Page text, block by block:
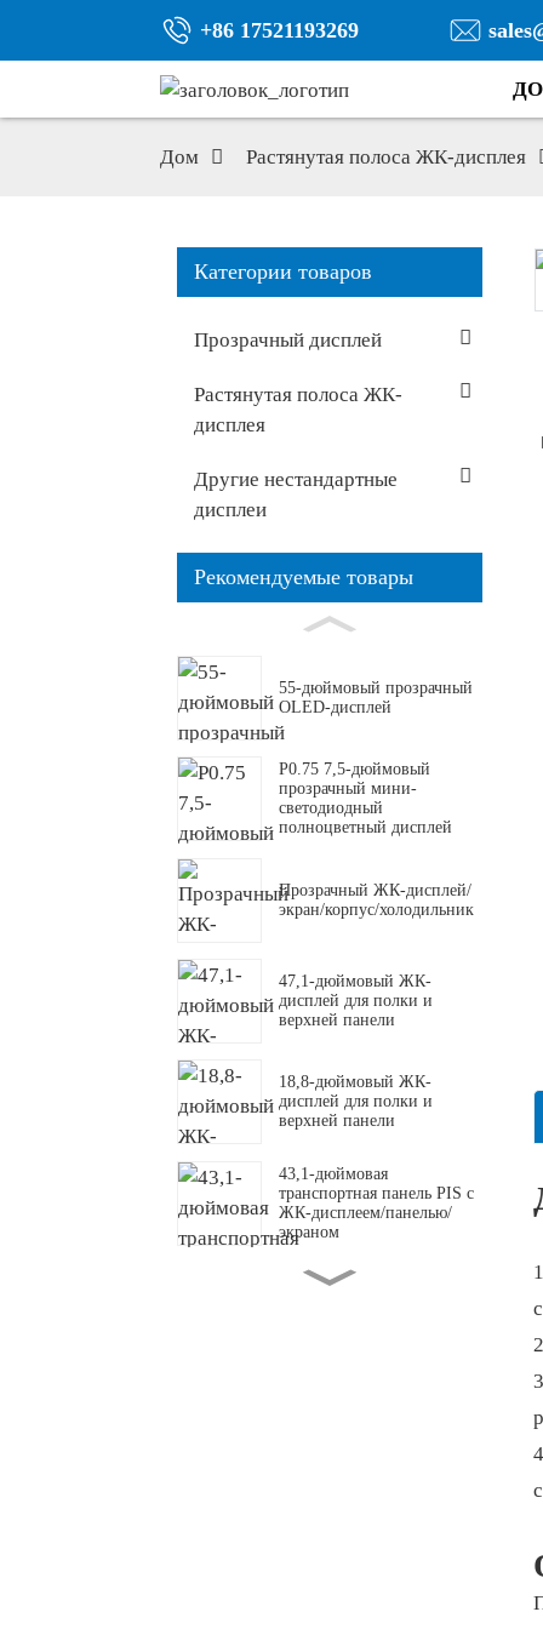
+86 17521193269
Дом Растянутая полоса ЖК-дисплея
Категории товаров
Прозрачный дисплей
Растянутая полоса ЖК-
дисплея
Другие нестандартные
дисплеи
Рекомендуемые товары
55-дюймовый прозрачный
OLED-дисплей
P0.75 7,5-дюймовый
прозрачный мини-
светодиодный
полноцветный дисплей
Прозрачный ЖК-дисплей/
экран/корпус/холодильник
47,1-дюймовый ЖК-
дисплей для полки и
верхней панели
18,8-дюймовый ЖК-
дисплей для полки и
верхней панели
43,1-дюймовая
транспортная панель PIS с
ЖК-дисплеем/панелью/
экраном
49,5-дюймовый